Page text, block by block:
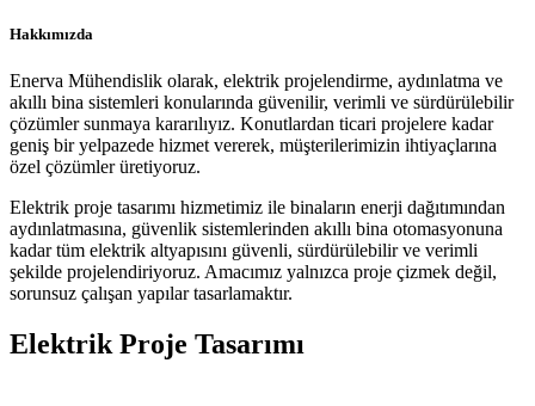
Hakkımızda
Enerva Mühendislik olarak, elektrik projelendirme, aydınlatma ve
akıllı bina sistemleri konularında güvenilir, verimli ve sürdürülebilir
çözümler sunmaya kararılıyız. Konutlardan ticari projelere kadar
geniş bir yelpazede hizmet vererek, müşterilerimizin ihtiyaçlarına
özel çözümler üretiyoruz.
Elektrik proje tasarımı hizmetimiz ile binaların enerji dağıtımından
aydınlatmasına, güvenlik sistemlerinden akıllı bina otomasyonuna
kadar tüm elektrik altyapısını güvenli, sürdürülebilir ve verimli
şekilde projelendiriyoruz. Amacımız yalnızca proje çizmek değil,
sorunsuz çalışan yapılar tasarlamaktır.
Elektrik Proje Tasarımı